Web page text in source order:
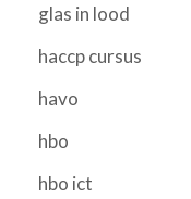
glas in lood
haccp cursus
havo
hbo
hbo ict